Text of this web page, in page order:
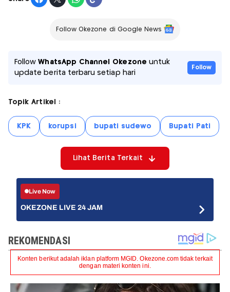
Follow Okezone di Google News
FollowWhatsApp Channel Okezone untuk
update berita terbaru setiap hari
Follow
Topik Artikel :
KPK korupsi bupati sudewo Bupati Pati
Lihat Berita Terkait
Live Now
OKEZONE LIVE 24 JAM